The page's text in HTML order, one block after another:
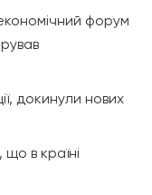
форум
докинули нових
що в країні